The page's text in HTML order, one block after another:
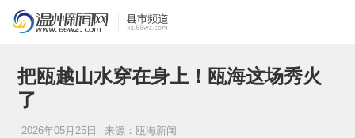
把瓯越山水穿在身上！瓯海这场秀火
了
2026年05月25日 来源：瓯海新闻